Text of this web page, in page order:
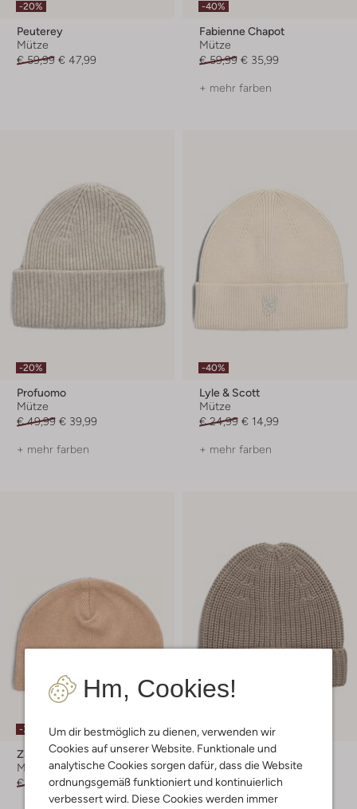
Hm, Cookies!
Um dir bestmöglich zu dienen, verwenden wir
Cookies auf unserer Website. Funktionale und
analytische Cookies sorgen dafür, dass die Website
ordnungsgemäß funktioniert und kontinuierlich
verbessert wird. Diese Cookies werden immer
-20%
Peuterey
Mütze
€ 59,99 € 47,99
-40%
Fabienne Chapot
Mütze
€ 59,99 € 35,99
+ mehr farben
-20%
Profuomo
Mütze
€ 49,99 € 39,99
+ mehr farben
-40%
Lyle & Scott
Mütze
€ 24,99 € 14,99
+ mehr farben
-35%
Z8
Mütze
€ 8,99 € 5,99
Via Vai
Mütze
€ 24,99